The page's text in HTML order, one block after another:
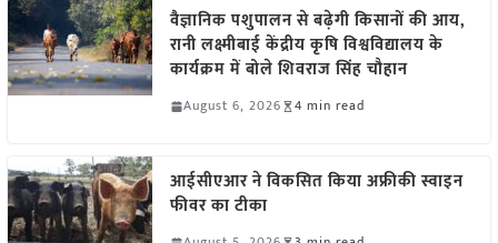
वैज्ञानिक पशुपालन से बढ़ेगी किसानों की आय,
रानी लक्ष्मीबाई केंद्रीय कृषि विश्वविद्यालय के
कार्यक्रम में बोले शिवराज सिंह चौहान
August 6, 2026 4 min read
आईसीएआर ने विकसित किया अफ्रीकी स्वाइन
फीवर का टीका